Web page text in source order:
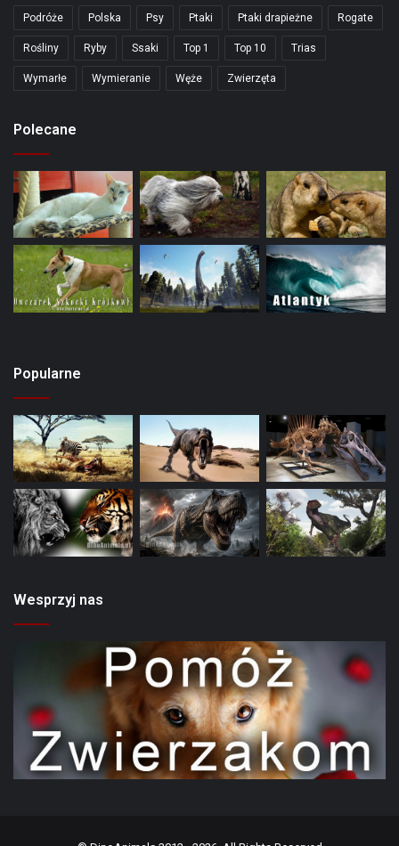
Podróże Polska Psy Ptaki Ptaki drapieżne Rogate
Rośliny Ryby Ssaki Top 1 Top 10 Trias
Wymarłe Wymieranie Węże Zwierzęta
Polecane
Popularne
Wesprzyj nas